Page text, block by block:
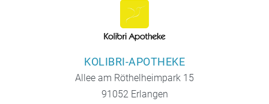
KOLIBRI-APOTHEKE
Allee am Röthelheimpark 15
91052 Erlangen